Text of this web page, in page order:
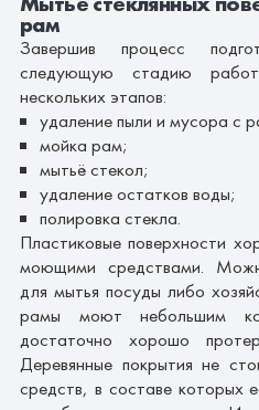
рам
Завершив процесс
следующую стадию
нескольких этапов:
удаление пыли и мусора с
мойка рам;
мытьё стекол;
удаление остатков воды;
полировка стекла.
Пластиковые поверхности
моющими средствами.
для мытья посуды либо
рамы моют небольшим
достаточно хорошо
Деревянные покрытия не
средств, в составе которых